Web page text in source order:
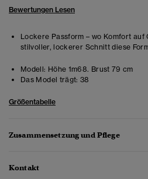
Bewertungen Lesen
Lockere Passform – wo Komfort
stilvoller, lockerer Schnitt diese
Modell: Höhe 1m68. Brust 79 cm
Das Model trägt: 38
Größentabelle
Zusammensetzung und Pflege
Kontakt